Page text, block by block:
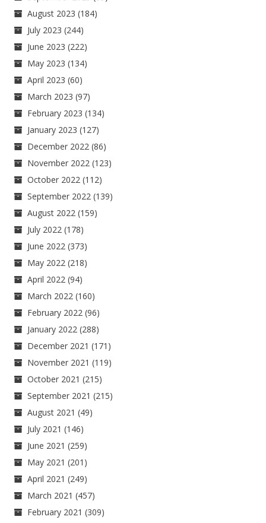
August 2023 (184)
July 2023 (244)
June 2023 (222)
May 2023 (134)
April 2023 (60)
March 2023 (97)
February 2023 (134)
January 2023 (127)
December 2022 (86)
November 2022 (123)
October 2022 (112)
September 2022 (139)
August 2022 (159)
July 2022 (178)
June 2022 (373)
May 2022 (218)
April 2022 (94)
March 2022 (160)
February 2022 (96)
January 2022 (288)
December 2021 (171)
November 2021 (119)
October 2021 (215)
September 2021 (215)
August 2021 (49)
July 2021 (146)
June 2021 (259)
May 2021 (201)
April 2021 (249)
March 2021 (457)
February 2021 (309)